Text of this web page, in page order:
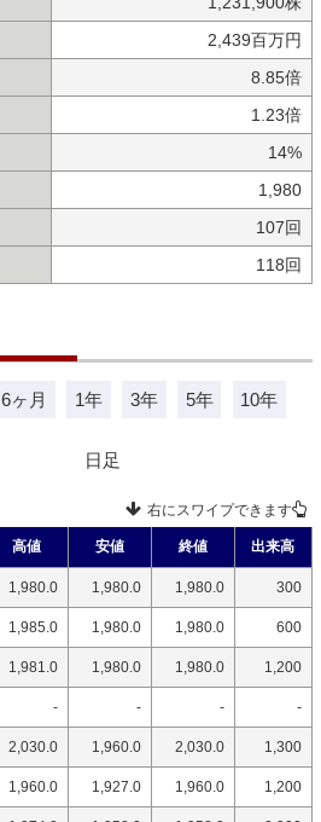
2,439百万円
8.85倍
1.23倍
14%
1,980
107回
118回
6ヶ月 1年 3年 5年 10年
日足
右にスワイプできます
高値 安値 終値 出来高
1,980.0 1,980.0 1,980.0 300
1,985.0 1,980.0 1,980.0 600
1,981.0 1,980.0 1,980.0 1,200
- - - -
2,030.0 1,960.0 2,030.0 1,300
1,960.0 1,927.0 1,960.0 1,200